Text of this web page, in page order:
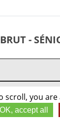
BRUT -
scroll, you
OK, accept all